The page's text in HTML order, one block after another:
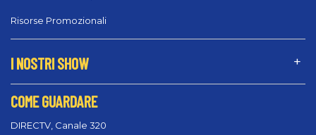
Risorse Promozionali
I NOSTRI SHOW
COME GUARDARE
DIRECTV, Canale 320